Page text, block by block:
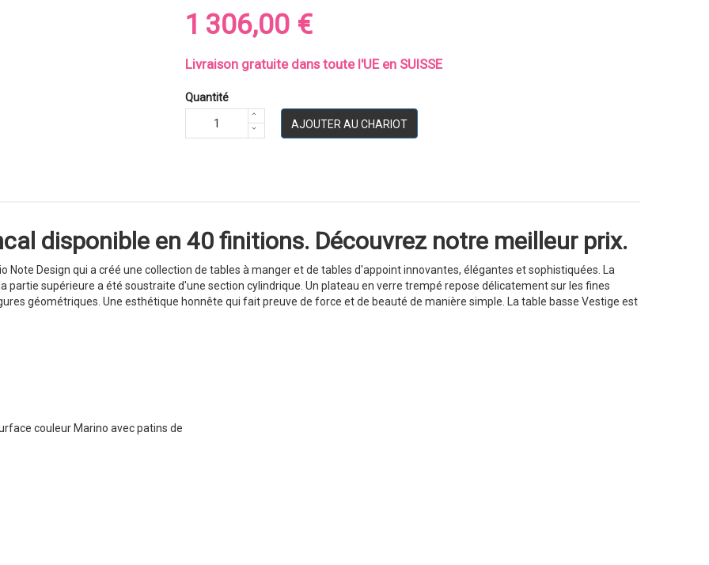
1 306,00 €
Livraison gratuite dans toute l'UE en SUISSE
Quantité
AJOUTER AU CHARIOT
disponible en 40 finitions. Découvrez notre meilleur prix.
Note Design qui a créé une collection de tables à manger et de tables d'appoint innovantes, élégantes et sophistiquées. La
supérieure a été soustraite d'une section cylindrique. Un plateau en verre trempé repose délicatement sur les fines
géométriques. Une esthétique honnête qui fait preuve de force et de beauté de manière simple. La table basse Vestige est
couleur Marino avec patins de